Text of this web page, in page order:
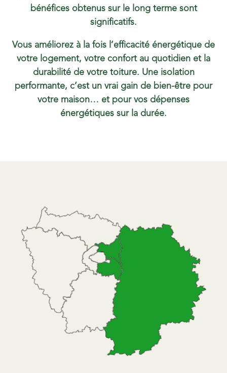
bénéfices obtenus sur le long terme sont
significatifs.
Vous améliorez à la fois l’efficacité énergétique de
votre logement, votre confort au quotidien et la
durabilité de votre toiture. Une isolation
performante, c’est un vrai gain de bien-être pour
votre maison… et pour vos dépenses
énergétiques sur la durée.